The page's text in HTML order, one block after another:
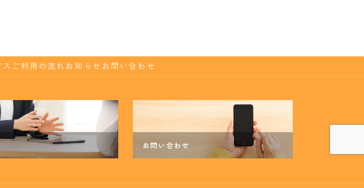
ご利用の流れ お知らせ お問い合わせ
お問い合わせ